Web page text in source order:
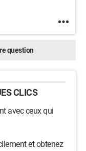
question
CLICS
avec ceux qui
et obtenez